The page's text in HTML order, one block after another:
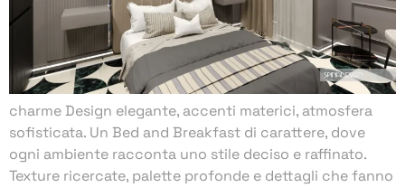
charme Design elegante, accenti materici, atmosfera
sofisticata. Un Bed and Breakfast di carattere, dove
ogni ambiente racconta uno stile deciso e raffinato.
Texture ricercate, palette profonde e dettagli che fanno